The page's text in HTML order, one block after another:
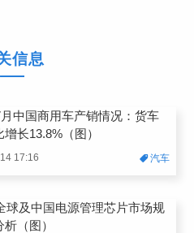
信息
中国商用车产销情况：货车
长13.8%（图）
17:16 汽车
球及中国电源管理芯片市场规
（图）